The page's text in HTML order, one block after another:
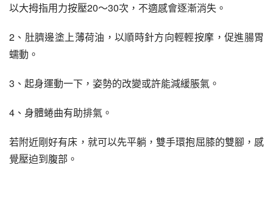
以大拇指用力按壓20～30次，不適感會逐漸消失。
2、肚臍邊塗上薄荷油，以順時針方向輕輕按摩，促進腸胃
蠕動。
3、起身運動一下，姿勢的改變或許能減緩脹氣。
4、身體蜷曲有助排氣。
若附近剛好有床，就可以先平躺，雙手環抱屈膝的雙腳，感
覺壓迫到腹部。